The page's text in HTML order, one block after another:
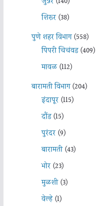
शिरूर(38)
पुणे शहर विभाग(558)
पिंपरी चिचंवड(409)
मावळ(112)
बारामती विभाग(204)
इंदापूर(115)
दौंड(15)
पुरंदर(9)
बारामती(43)
भोर(23)
मुळशी(3)
वेल्हे(1)